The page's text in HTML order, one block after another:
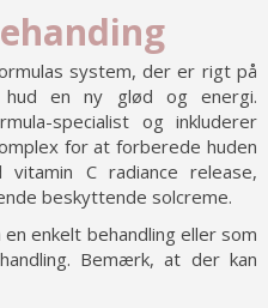
system, der er rigt på
en ny glød og energi.
specialist og inkluderer
for at forberede huden
vitamin C radiance release,
beskyttende solcreme.
en enkelt behandling eller som
Bemærk, at der kan